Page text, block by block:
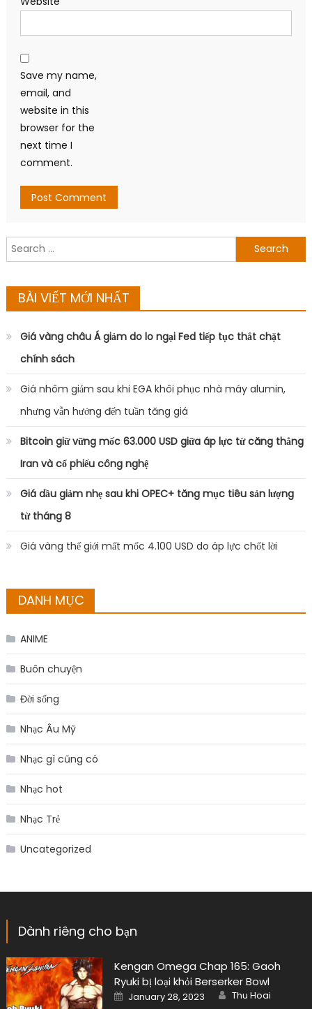
Save my name,
email, and
website in this
browser for the
next time I
comment.
Search
for:
BÀI VIẾT MỚI NHẤT
Giá vàng châu Á giảm do lo ngại Fed tiếp tục thắt chặt
chính sách
Giá nhôm giảm sau khi EGA khôi phục nhà máy alumin,
nhưng vẫn hướng đến tuần tăng giá
Bitcoin giữ vững mốc 63.000 USD giữa áp lực từ căng thẳng
Iran và cổ phiếu công nghệ
Giá dầu giảm nhẹ sau khi OPEC+ tăng mục tiêu sản lượng
từ tháng 8
Giá vàng thế giới mất mốc 4.100 USD do áp lực chốt lời
DANH MỤC
ANIME
Buôn chuyện
Đời sống
Nhạc Âu Mỹ
Nhạc gì cũng có
Nhạc hot
Nhạc Trẻ
Uncategorized
Dành riêng cho bạn
Kengan Omega Chap 165: Gaoh
Ryuki bị loại khỏi Berserker Bowl
Posted
on
January 28, 2023 Author
Thu Hoai